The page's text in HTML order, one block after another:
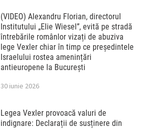
(VIDEO) Alexandru Florian, directorul
Institutului „Elie Wiesel”, evită pe stradă
întrebările românlor vizați de abuziva
lege Vexler chiar în timp ce președintele
Israelului rostea amenințări
antieuropene la București
30 iunie 2026
Legea Vexler provoacă valuri de
indignare: Declarații de susținere din